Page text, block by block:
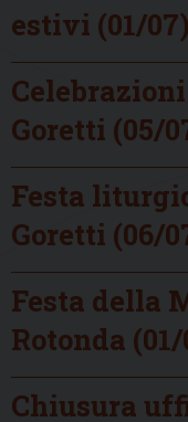
estivi (01/07)
Goretti (05/
Festa
Goretti (06/
Festa della
Rotonda (01/
Chiusura